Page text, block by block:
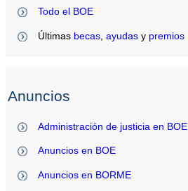
Todo el BOE
Últimas becas ,ayudas y premios
Anuncios
Administración de justicia en BOE
Anuncios en BOE
Anuncios en BORME